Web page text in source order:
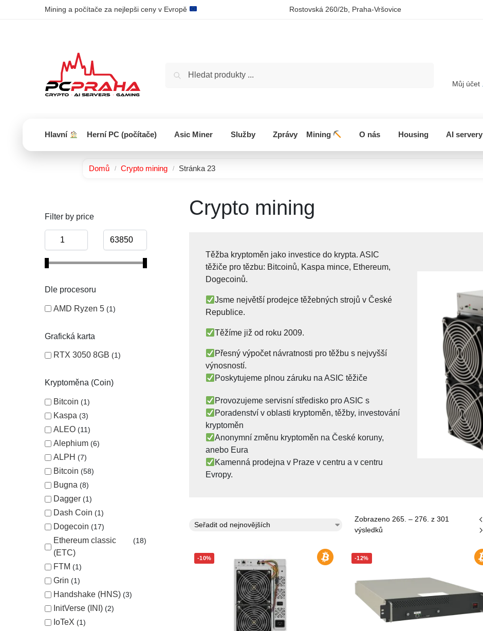
Mining a počítače za nejlepši ceny v Evropě Rostovská 260/2b, Praha-Vršovice
Můj účet
Hlavní Herní PC (počítače) Asic Miner Služby Zprávy Mining O nás Housing AI servery
Domů / Crypto mining / Stránka 23
Crypto mining
Těžba kryptoměn jako investice do krypta. ASIC
těžiče pro tězbu: Bitcoinů, Kaspa mince, Ethereum,
Dogecoinů.
Jsme největší prodejce těžebných strojů v České
Republice.
Těžíme již od roku 2009.
Přesný výpočet návratnosti pro těžbu s nejvyšší
výnosností.
Poskytujeme plnou záruku na ASIC těžiče
Provozujeme servisní středisko pro ASIC s
Poradenství v oblasti kryptoměn, těžby, investování
kryptoměn
Anonymní změnu kryptoměn na České koruny,
anebo Eura
Kamenná prodejna v Praze v centru a v centru
Evropy.
Zobrazeno 265. – 276. z 301
výsledků
-10% -12%
Filter by price
Dle procesoru
AMD Ryzen 5 1
Grafická karta
RTX 3050 8GB 1
Kryptoměna (Coin)
Bitcoin 1
Kaspa 3
ALEO 11
Alephium 6
ALPH 7
Bitcoin 58
Bugna 8
Dagger 1
Dash Coin 1
Dogecoin 17
Ethereum classic
(ETC)
18
FTM 1
Grin 1
Handshake (HNS) 3
InitVerse (INI) 2
IoTeX 1